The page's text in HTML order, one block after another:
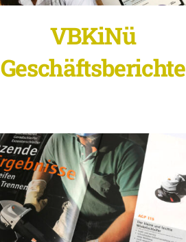
VBKiNü
Geschäftsberichte